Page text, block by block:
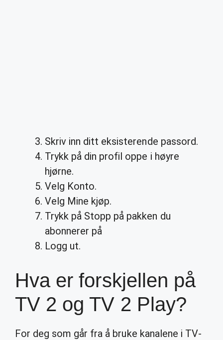
Skriv inn ditt eksisterende passord.
Trykk på din profil oppe i høyre
hjørne.
Velg Konto.
Velg Mine kjøp.
Trykk på Stopp på pakken du
abonnerer på
Logg ut.
Hva er forskjellen på
TV 2 og TV 2 Play?
For deg som går fra å bruke kanalene i TV-